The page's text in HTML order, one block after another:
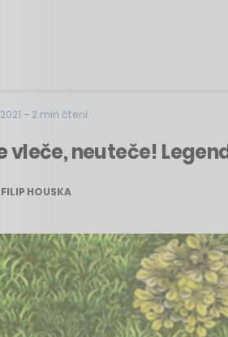
– 2 min čtení
vleče, neuteče!
FILIP HOUSKA